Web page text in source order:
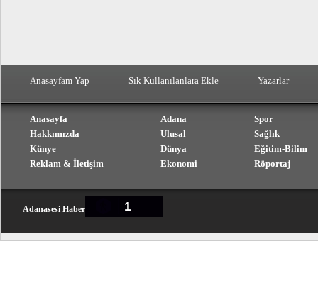
Anasayfam Yap Sık Kullanılanlara Ekle Yazarlar
Anasayfa
Hakkımızda
Künye
Reklam & İletişim
Adana
Ulusal
Dünya
Ekonomi
Spor
Sağlık
Eğitim-Bilim
Röportaj
Adanasesi Haber 1